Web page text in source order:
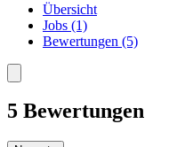
Übersicht
Jobs (1)
Bewertungen (5)
5 Bewertungen